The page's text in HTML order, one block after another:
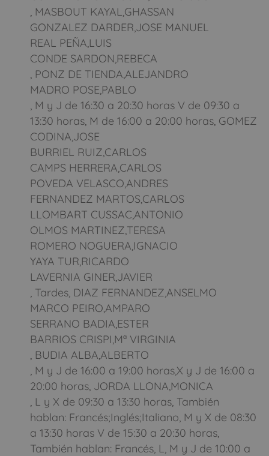
, MASBOUT KAYAL,GHASSAN
GONZALEZ DARDER,JOSE MANUEL
REAL PEÑA,LUIS
CONDE SARDON,REBECA
, PONZ DE TIENDA,ALEJANDRO
MADRO POSE,PABLO
, M y J de 16:30 a 20:30 horas V de 09:30 a
13:30 horas, M de 16:00 a 20:00 horas, GOMEZ
CODINA,JOSE
BURRIEL RUIZ,CARLOS
CAMPS HERRERA,CARLOS
POVEDA VELASCO,ANDRES
FERNANDEZ MARTOS,CARLOS
LLOMBART CUSSAC,ANTONIO
OLMOS MARTINEZ,TERESA
ROMERO NOGUERA,IGNACIO
YAYA TUR,RICARDO
LAVERNIA GINER,JAVIER
, Tardes, DIAZ FERNANDEZ,ANSELMO
MARCO PEIRO,AMPARO
SERRANO BADIA,ESTER
BARRIOS CRISPI,Mª VIRGINIA
, BUDIA ALBA,ALBERTO
, M y J de 16:00 a 19:00 horas,X y J de 16:00 a
20:00 horas, JORDA LLONA,MONICA
, L y X de 09:30 a 13:30 horas, También
hablan: Francés;Inglés;Italiano, M y X de 08:30
a 13:30 horas V de 15:30 a 20:30 horas,
También hablan: Francés, L, M y J de 10:00 a